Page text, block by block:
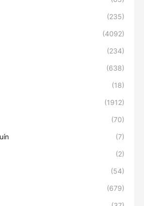
(235)
(4092)
(234)
(638)
(18)
(1912)
(70)
(7)
(2)
(54)
(679)